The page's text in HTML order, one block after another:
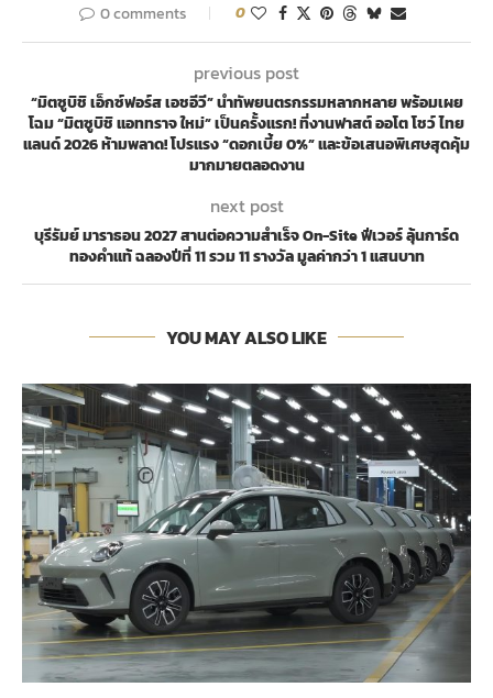
0 comments 0
previous post
“มิตซูบิชิ เอ็กซ์ฟอร์ส เอชอีวี” นำทัพยนตรกรรมหลากหลาย พร้อมเผย
โฉม “มิตซูบิชิ แอททราจ ใหม่” เป็นครั้งแรก! ที่งานฟาสต์ ออโต โชว์ ไทย
แลนด์ 2026 ห้ามพลาด! โปรแรง “ดอกเบี้ย 0%” และข้อเสนอพิเศษสุดคุ้ม
มากมายตลอดงาน
next post
บุรีรัมย์ มาราธอน 2027 สานต่อความสำเร็จ On-Site ฟีเวอร์ ลุ้นการ์ด
ทองคำแท้ ฉลองปีที่ 11 รวม 11 รางวัล มูลค่ากว่า 1 แสนบาท
YOU MAY ALSO LIKE